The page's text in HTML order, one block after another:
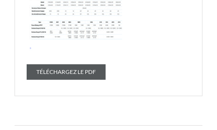
TÉLÉCHARGEZ LE PDF